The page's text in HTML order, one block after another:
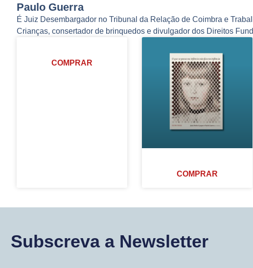
Paulo Guerra
É Juiz Desembargador no Tribunal da Relação de Coimbra e
Crianças, consertador de brinquedos e divulgador dos Direitos
COMPRAR
COMPRAR
Subscreva a Newsletter